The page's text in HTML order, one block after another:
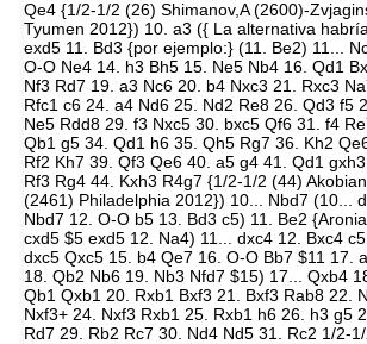
Qe4 {1/2-1/2 (26) Shimanov,A (2600)-
Tyumen 2012}) 10. a3 ({ La alternativa
exd5 11. Bd3 {por ejemplo:} (11. Be2) 11...
O-O Ne4 14. h3 Bh5 15. Ne5 Nb4 16. Qd1
Nf3 Rd7 19. a3 Nc6 20. b4 Nxc3 21. Rxc3
Rfc1 c6 24. a4 Nd6 25. Nd2 Re8 26. Qd3 f5
Ne5 Rdd8 29. f3 Nxc5 30. bxc5 Qf6 31. f4
Qb1 g5 34. Qd1 h6 35. Qh5 Rg7 36. Kh2
Rf2 Kh7 39. Qf3 Qe6 40. a5 g4 41. Qd1
Rf3 Rg4 44. Kxh3 R4g7 {1/2-1/2 (44)
(2461) Philadelphia 2012}) 10... Nbd7 (10...
Nbd7 12. O-O b5 13. Bd3 c5) 11. Be2
cxd5 $5 exd5 12. Na4) 11... dxc4 12. Bxc4
dxc5 Qxc5 15. b4 Qe7 16. O-O Bb7 $11 17.
18. Qb2 Nb6 19. Nb3 Nfd7 $15) 17... Qxb4
Qb1 Qxb1 20. Rxb1 Bxf3 21. Bxf3 Rab8 22.
Nxf3+ 24. Nxf3 Rxb1 25. Rxb1 h6 26. h3 g5
Rd7 29. Rb2 Rc7 30. Nd4 Nd5 31. Rc2 1/2-